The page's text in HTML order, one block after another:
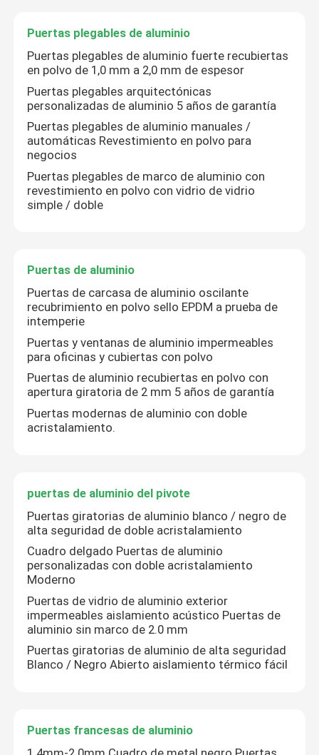
Windows de desplazamiento de aluminio
Pergola de aluminio para exteriores
Sunroom de cristal del tejado
puertas correderas de aluminio
Puertas plegables de aluminio
Puertas de aluminio
puertas de aluminio del pivote
Puertas plegables de aluminio
Puertas plegables de aluminio fuerte recubiertas
en polvo de 1,0 mm a 2,0 mm de espesor
Puertas plegables arquitectónicas
personalizadas de aluminio 5 años de garantía
Puertas plegables de aluminio manuales /
automáticas Revestimiento en polvo para
negocios
Puertas plegables de marco de aluminio con
revestimiento en polvo con vidrio de vidrio
simple / doble
Puertas de aluminio
Puertas de carcasa de aluminio oscilante
recubrimiento en polvo sello EPDM a prueba de
intemperie
Puertas y ventanas de aluminio impermeables
para oficinas y cubiertas con polvo
Puertas de aluminio recubiertas en polvo con
apertura giratoria de 2 mm 5 años de garantía
Puertas modernas de aluminio con doble
acristalamiento.
puertas de aluminio del pivote
Puertas giratorias de aluminio blanco / negro de
alta seguridad de doble acristalamiento
Cuadro delgado Puertas de aluminio
personalizadas con doble acristalamiento
Moderno
Puertas de vidrio de aluminio exterior
impermeables aislamiento acústico Puertas de
aluminio sin marco de 2.0 mm
Puertas giratorias de aluminio de alta seguridad
Blanco / Negro Abierto aislamiento térmico fácil
Puertas francesas de aluminio